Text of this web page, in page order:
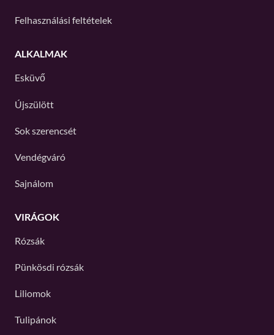
Felhasználási feltételek
ALKALMAK
Esküvő
Újszülött
Sok szerencsét
Vendégváró
Sajnálom
VIRÁGOK
Rózsák
Pünkösdi rózsák
Liliomok
Tulipánok